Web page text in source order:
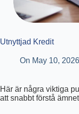
Utnyttjad Kredit
On May 10, 2026
Här är några viktiga
att snabbt förstå